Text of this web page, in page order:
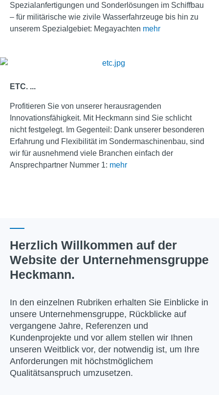
Spezialanfertigungen und Sonderlösungen im Schiffbau
– für militärische wie zivile Wasserfahrzeuge bis hin zu
unserem Spezialgebiet: Megayachten mehr
ETC. ...
Profitieren Sie von unserer herausragenden
Innovationsfähigkeit. Mit Heckmann sind Sie schlicht
nicht festgelegt. Im Gegenteil: Dank unserer besonderen
Erfahrung und Flexibilität im Sondermaschinenbau, sind
wir für ausnehmend viele Branchen einfach der
Ansprechpartner Nummer 1: mehr
Herzlich Willkommen auf der
Website der Unternehmensgruppe
Heckmann.
In den einzelnen Rubriken erhalten Sie Einblicke in
unsere Unternehmensgruppe, Rückblicke auf
vergangene Jahre, Referenzen und
Kundenprojekte und vor allem stellen wir Ihnen
unseren Weitblick vor, der notwendig ist, um Ihre
Anforderungen mit höchstmöglichem
Qualitätsanspruch umzusetzen.